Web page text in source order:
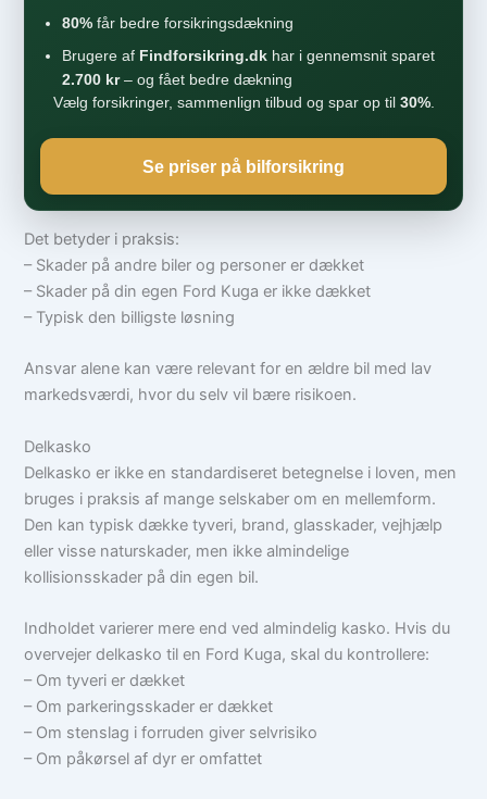
80% får bedre forsikringsdækning
Brugere af Findforsikring.dk har i gennemsnit sparet
2.700 kr– og fået bedre dækning
Vælg forsikringer, sammenlign tilbud og spar op til 30%.
Se priser på bilforsikring
Det betyder i praksis:
– Skader på andre biler og personer er dækket
– Skader på din egen Ford Kuga er ikke dækket
– Typisk den billigste løsning
Ansvar alene kan være relevant for en ældre bil med lav
markedsværdi, hvor du selv vil bære risikoen.
Delkasko
Delkasko er ikke en standardiseret betegnelse i loven, men
bruges i praksis af mange selskaber om en mellemform.
Den kan typisk dække tyveri, brand, glasskader, vejhjælp
eller visse naturskader, men ikke almindelige
kollisionsskader på din egen bil.
Indholdet varierer mere end ved almindelig kasko. Hvis du
overvejer delkasko til en Ford Kuga, skal du kontrollere:
– Om tyveri er dækket
– Om parkeringsskader er dækket
– Om stenslag i forruden giver selvrisiko
– Om påkørsel af dyr er omfattet